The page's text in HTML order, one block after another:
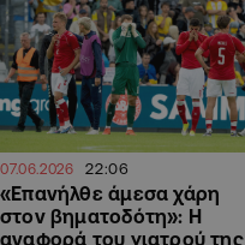
07.06.2026 22:06
«Επανήλθε άμεσα χάρη
στον βηματοδότη»: Η
αναφορά του γιατρού της